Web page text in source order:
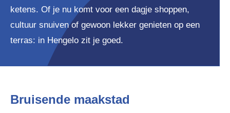
ketens. Of je nu komt voor een dagje shoppen,
cultuur snuiven of gewoon lekker genieten op een
terras: in Hengelo zit je goed.
Bruisende maakstad